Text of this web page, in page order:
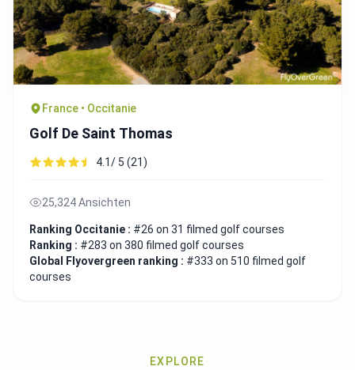
France • Occitanie
Golf De Saint Thomas
4.1/ 5 (21)
25,324 Ansichten
Ranking Occitanie : #26 on 31 filmed golf courses
Ranking : #283 on 380 filmed golf courses
Global Flyovergreen ranking : #333 on 510 filmed golf
courses
EXPLORE